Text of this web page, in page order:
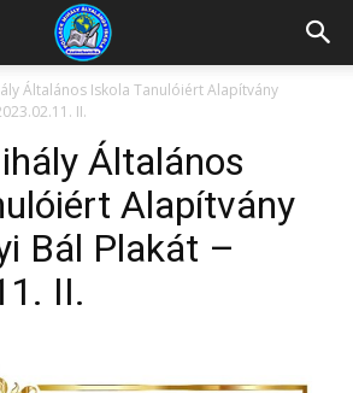
Általános Iskola Tanulóiért Alapítvány
II.
Általános
Alapítvány
Bál Plakát –
II.